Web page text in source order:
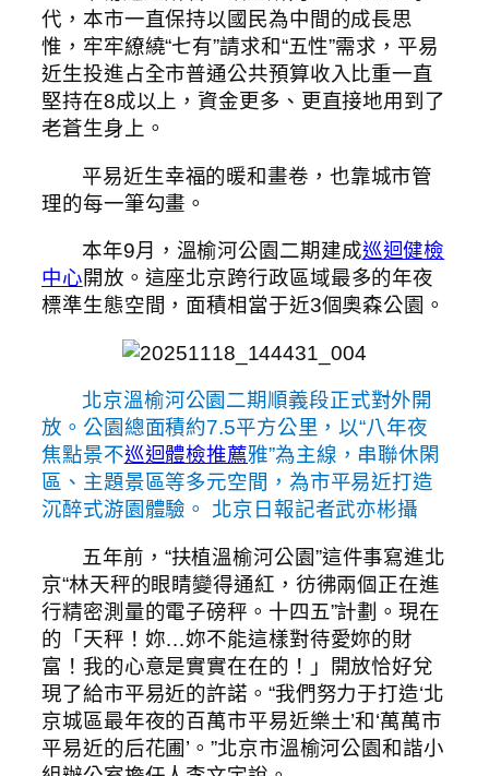
代，本市一直保持以國民為中間的成長思
惟，牢牢繚繞“七有”請求和“五性”需求，平易
近生投進占全市普通公共預算收入比重一直
堅持在8成以上，資金更多、更直接地用到了
老蒼生身上。
平易近生幸福的暖和畫卷，也靠城市管
理的每一筆勾畫。
本年9月，溫榆河公園二期建成巡迴健檢
中心開放。這座北京跨行政區域最多的年夜
標準生態空間，面積相當于近3個奧森公園。
北京溫榆河公園二期順義段正式對外開
放。公園總面積約7.5平方公里，以“八年夜
焦點景不巡迴體檢推薦雅”為主線，串聯休閑
區、主題景區等多元空間，為市平易近打造
沉醉式游園體驗。 北京日報記者武亦彬攝
五年前，“扶植溫榆河公園”這件事寫進北
京“林天秤的眼睛變得通紅，彷彿兩個正在進
行精密測量的電子磅秤。十四五”計劃。現在
的「天秤！妳…妳不能這樣對待愛妳的財
富！我的心意是實實在在的！」開放恰好兌
現了給市平易近的許諾。“我們努力于打造‘北
京城區最年夜的百萬市平易近樂土’和‘萬萬市
平易近的后花圃’。”北京市溫榆河公園和諧小